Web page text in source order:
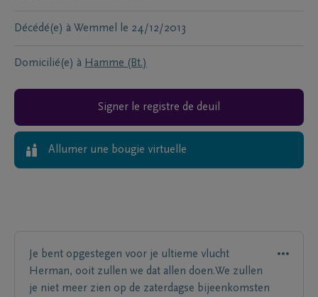
Décédé(e) à Wemmel le 24/12/2013
Domicilié(e) à Hamme (Bt.)
Signer le registre de deuil
Allumer une bougie virtuelle
Je bent opgestegen voor je ultieme vlucht
Herman, ooit zullen we dat allen doen.We zullen
je niet meer zien op de zaterdagse bijeenkomsten